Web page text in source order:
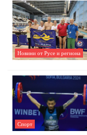
Новини от Русе и региона
Спорт